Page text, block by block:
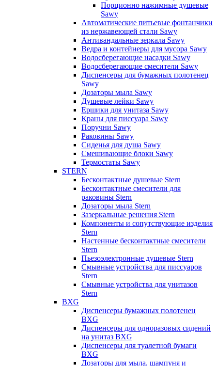
Порционно нажимные душевые
Sawy
Автоматические питьевые фонтанчики
из нержавеющей стали Sawy
Антивандальные зеркала Sawy
Ведра и контейнеры для мусора Sawy
Водосберегающие насадки Sawy
Водосберегающие смесители Sawy
Диспенсеры для бумажных полотенец
Sawy
Дозаторы мыла Sawy
Душевые лейки Sawy
Ершики для унитаза Sawy
Краны для писсуара Sawy
Поручни Sawy
Раковины Sawy
Сиденья для душа Sawy
Смешивающие блоки Sawy
Термостаты Sawy
STERN
Бесконтактные душевые Stern
Бесконтактные смесители для
раковины Stern
Дозаторы мыла Stern
Зазеркальные решения Stern
Компоненты и сопутствующие изделия
Stern
Настенные бесконтактные смесители
Stern
Пьезоэлектронные душевые Stern
Смывные устройства для писсуаров
Stern
Смывные устройства для унитазов
Stern
BXG
Диспенсеры бумажных полотенец
BXG
Диспенсеры для одноразовых сидений
на унитаз BXG
Диспенсеры для туалетной бумаги
BXG
Дозаторы для мыла, шампуня и